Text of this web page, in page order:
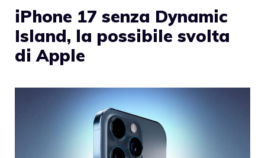
iPhone 17 senza Dynamic
Island, la possibile svolta
di Apple